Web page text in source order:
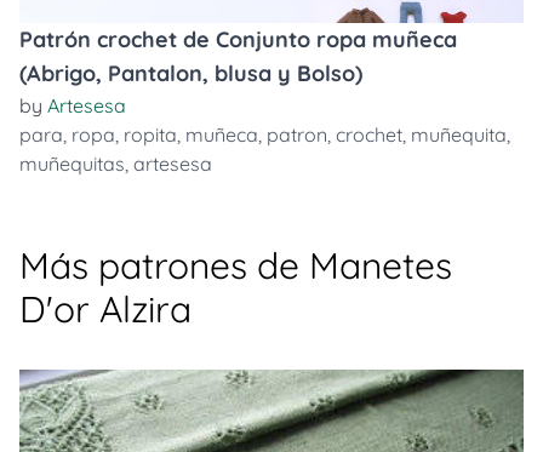
Patrón crochet de Conjunto ropa muñeca
(Abrigo, Pantalon, blusa y Bolso)
by Artesesa
para, ropa, ropita, muñeca, patron, crochet, muñequita,
muñequitas, artesesa
Más patrones de Manetes
D'or Alzira